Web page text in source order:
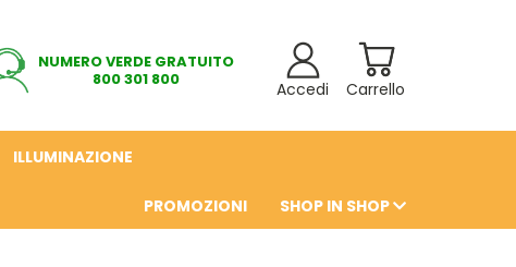
NUMERO VERDE GRATUITO
800 301 800
Carrello
Accedi
ILLUMINAZIONE
PROMOZIONI SHOP IN SHOP